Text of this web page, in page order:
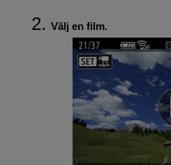
Välj en film.